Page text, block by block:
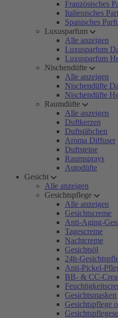
Französisches
Italienisches
Spanisches
Luxusparfum
Alle anzeigen
Luxusparfum
Luxusparfum
Nischendüfte
Alle anzeigen
Nischendüfte
Nischendüfte
Raumdüfte
Alle anzeigen
Duftkerzen
Duftstäbchen
Aroma Diffuser
Duftsteine
Raumsprays
Autodüfte
Gesicht
Alle anzeigen
Gesichtspflege
Alle anzeigen
Gesichtscreme
Anti-Aging-
Tagescreme
Nachtcreme
Gesichtsöl
24h-
Anti-Pickel-
BB- & CC-
Gesichtsmasken
Gesichtspflege